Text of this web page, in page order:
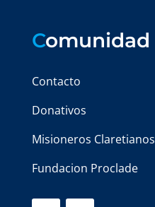
Comunidad
Contacto
Donativos
Misioneros Claretianos
Fundacion Proclade